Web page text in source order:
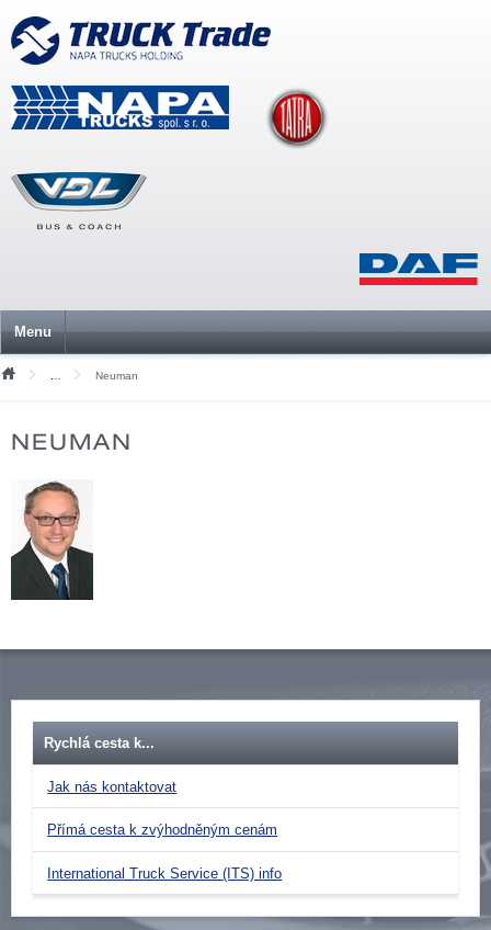
Menu
Mediální soubory
Neuman
NEUMAN
Rychlá cesta k...
Jak nás kontaktovat
Přímá cesta k zvýhodněným cenám
International Truck Service (ITS) info